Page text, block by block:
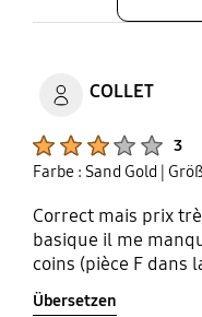
COLLET
3
Farbe : Sand Gold |
Correct mais prix
basique il me
coins (pièce F dans
Übersetzen